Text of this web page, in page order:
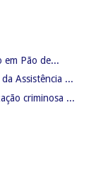
em Pão de...
Assistência ...
criminosa ...